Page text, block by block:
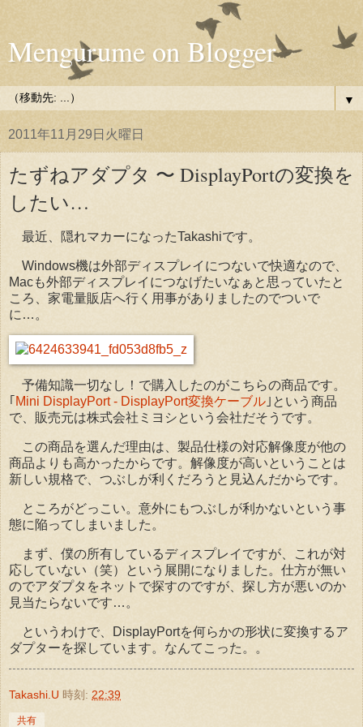
Mengurume on Blogger
▼
2011年11月29日火曜日
たずねアダプタ 〜 DisplayPortの変換を
したい…
最近、隠れマカーになったTakashiです。
Windows機は外部ディスプレイにつないで快適なので、
Macも外部ディスプレイにつなげたいなぁと思っていたと
ころ、家電量販店へ行く用事がありましたのでついで
に…。
予備知識一切なし！で購入したのがこちらの商品です。
｢ Mini DisplayPort - DisplayPort変換ケーブル ｣という商品
で、販売元は株式会社ミヨシという会社だそうです。
この商品を選んだ理由は、製品仕様の対応解像度が他の
商品よりも高かったからです。解像度が高いということは
新しい規格で、つぶしが利くだろうと見込んだからです。
ところがどっこい。意外にもつぶしが利かないという事
態に陥ってしまいました。
まず、僕の所有しているディスプレイですが、これが対
応していない（笑）という展開になりました。仕方が無い
のでアダプタをネットで探すのですが、探し方が悪いのか
見当たらないです…。
というわけで、DisplayPortを何らかの形状に変換するア
ダプターを探しています。なんてこった。。
Takashi.U 時刻: 22:39
共有